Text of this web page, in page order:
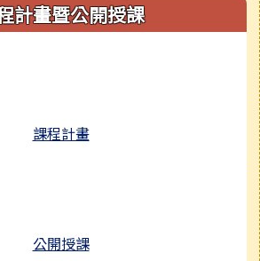
計畫暨公開授課
課程計畫
公開授課